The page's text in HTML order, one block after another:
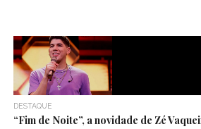
DESTAQUE
“Fim de Noite”, a novidade de Zé